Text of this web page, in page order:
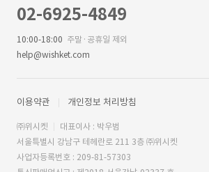
02-6925-4849
10:00-18:00 주말·공휴일 제외
help@wishket.com
이용약관 개인정보 처리방침
㈜위시켓
대표이사 : 박우범
서울특별시 강남구 테헤란로 211 3층 ㈜위시켓
사업자등록번호 : 209-81-57303